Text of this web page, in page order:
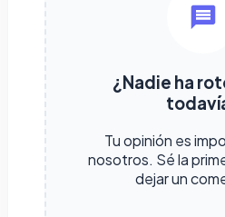
¿Nadie ha
Tu opinión es
nosotros. Sé la
dejar un